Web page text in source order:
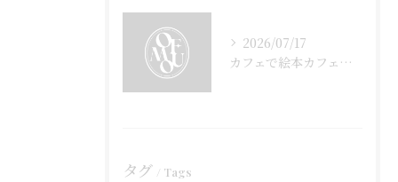
2026/07/17
カフェで絵本カフェ体験を親子で満喫する癒しの時間と読書の楽しみ方
タグ Tags